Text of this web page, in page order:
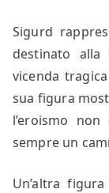
Sigurd
destinato
vicenda
sua figura
l’eroismo
sempre un
Un’altra